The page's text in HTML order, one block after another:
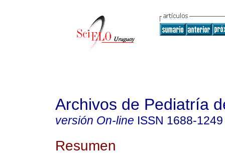
Archivos de Pediatría
versión On-line ISSN 1688-1249
Resumen